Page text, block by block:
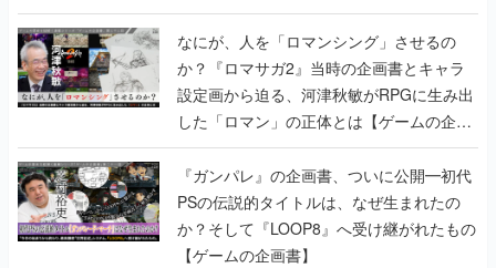
書】
なにが、人を「ロマンシング」させるの
か？『ロマサガ2』当時の企画書とキャラ
設定画から迫る、河津秋敏がRPGに生み出
した「ロマン」の正体とは【ゲームの企画
書】
『ガンパレ』の企画書、ついに公開━初代
PSの伝説的タイトルは、なぜ生まれたの
か？そして『LOOP8』へ受け継がれたもの
【ゲームの企画書】